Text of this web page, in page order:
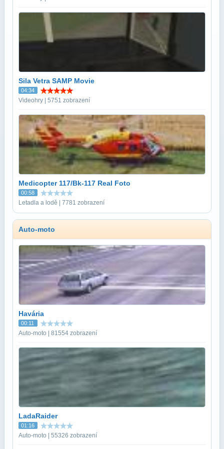
Sila Vetra SAMP Movie
04:34
Videohry | 5751 zobrazení
Medicopter 117/Bk-117 Real Foto
00:58
Letadla a lodě | 7781 zobrazení
Auto-moto
Havária
00:11
Auto-moto | 81554 zobrazení
LadaRaider
01:16
Auto-moto | 55326 zobrazení